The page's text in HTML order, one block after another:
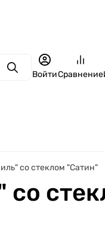
ПоискВойтиСравнение
со стеклом "Сатин"